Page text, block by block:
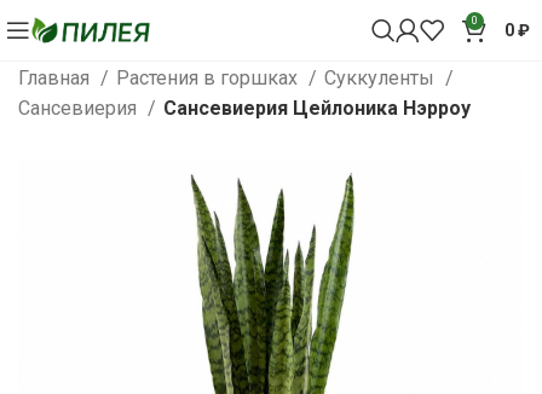
0 0₽
Главная Растения в горшках
Суккуленты
Сансевиерия
Сансевиерия Цейлоника Нэрроу